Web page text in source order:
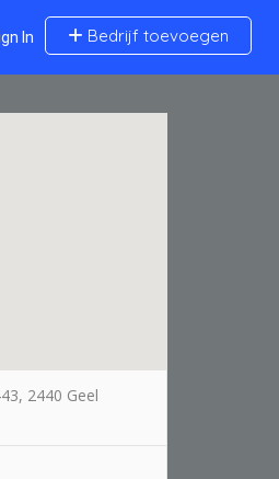
In Bedrijf toevoegen
2440 Geel